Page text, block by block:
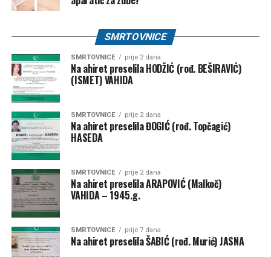
SMRTOVNICE
SMRTOVNICE prije 2 dana
Na ahiret preselila HODŽIĆ (rođ. BEŠIRAVIĆ)
(ISMET) VAHIDA
SMRTOVNICE prije 2 dana
Na ahiret preselila ĐOGIĆ (rođ. Topčagić)
HASEDA
SMRTOVNICE prije 2 dana
Na ahiret preselila ARAPOVIĆ (Malkoč)
VAHIDA – 1945.g.
SMRTOVNICE prije 7 dana
Na ahiret preselila ŠABIĆ (rođ. Murić) JASNA